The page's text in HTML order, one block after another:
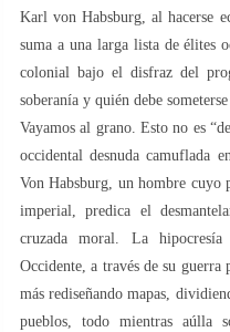
Karl von Habsburg, al hacerse
suma a una larga lista de élites
colonial bajo el disfraz del
soberanía y quién debe
Vayamos al grano. Esto no es
occidental desnuda camuflada
Von Habsburg, un hombre cuyo
imperial, predica el
cruzada moral. La hipocresía
Occidente, a través de su guerra
más rediseñando mapas,
pueblos, todo mientras aúlla